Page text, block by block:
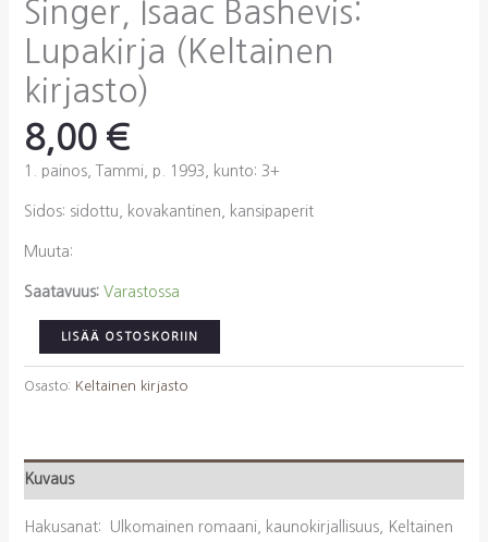
Singer, Isaac Bashevis:
Lupakirja (Keltainen
kirjasto)
8,00 €
1. painos, Tammi, p. 1993, kunto: 3+
Sidos: sidottu, kovakantinen, kansipaperit
Muuta:
Saatavuus: Varastossa
Singer,
Isaac
Bashevis:
määrä
LISÄÄ OSTOSKORIIN
Osasto: Keltainen kirjasto
Kuvaus
Hakusanat: Ulkomainen romaani, kaunokirjallisuus, Keltainen